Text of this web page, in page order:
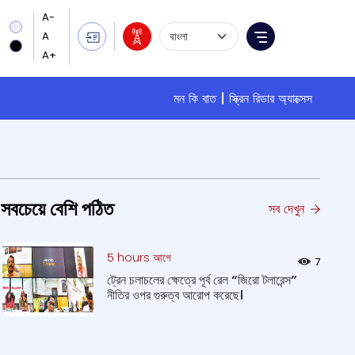
Language Selection
Menu
মন কি বাত স্ক্রিন রিডার অ্যাক্সেস
সবচেয়ে বেশি পঠিত সব দেখুন
5 hours আগে 7
ট্রেন চলাচলের ক্ষেত্রে পূর্ব রেল “জিরো টলারেন্স”
নীতির ওপর গুরুত্ব আরোপ করেছে।